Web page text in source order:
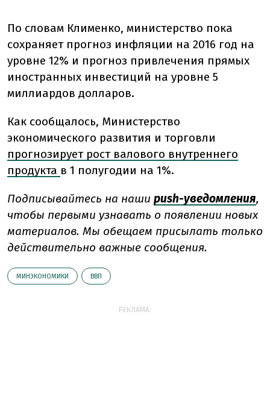
По словам Клименко, министерство пока
сохраняет прогноз инфляции на 2016 год на
уровне 12% и прогноз привлечения прямых
иностранных инвестиций на уровне 5
миллиардов долларов.
Как сообщалось, Министерство
экономического развития и торговли
прогнозирует рост валового внутреннего
продукта в 1 полугодии на 1%.
Подписывайтесь на наши push-уведомления,
чтобы первыми узнавать о появлении новых
материалов. Мы обещаем присылать только
действительно важные сообщения.
МИНЭКОНОМИКИ ВВП
РЕКЛАМА: